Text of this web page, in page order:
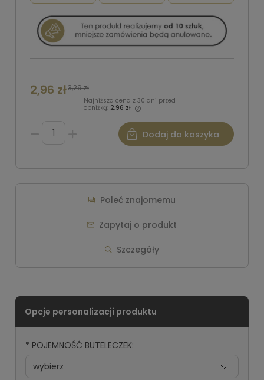
* POJEMNOŚĆ BUTELECZEK:
2,96 zł3,29 zł
Najniższa cena z 30 dni przed
obniżką: 2,96 zł
Dodaj do koszyka
Szczegóły
Zapytaj o produkt
Poleć znajomemu